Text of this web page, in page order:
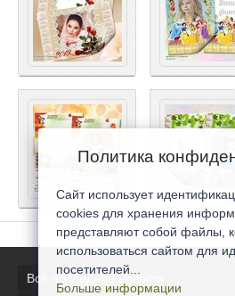
Все последние новости
Политика
Сайт использует
cookies для хранения
представляют собой файлы,
использоваться сайтом для
посетителей...
Больше информации